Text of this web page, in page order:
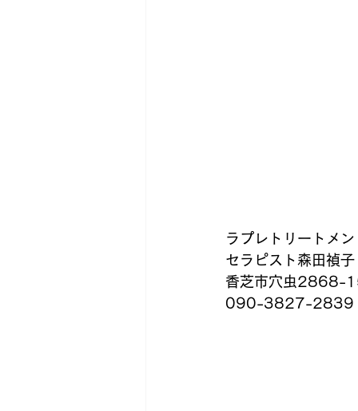
ラプレトリートメン
セラピスト森田禎子
香芝市穴虫2868-
090-3827-2839